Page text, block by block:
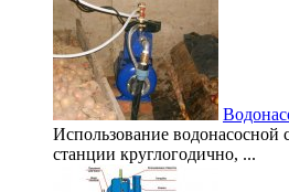
Использование водонасосной
станции круглогодично, ...